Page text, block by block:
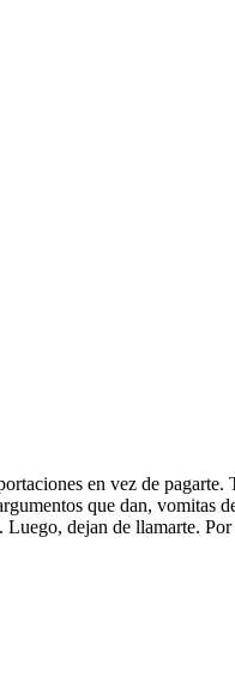
en vez de pagarte.
que dan, vomitas
dejan de llamarte.